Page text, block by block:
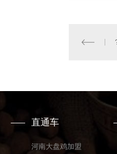
直通车
河南大盘鸡加盟